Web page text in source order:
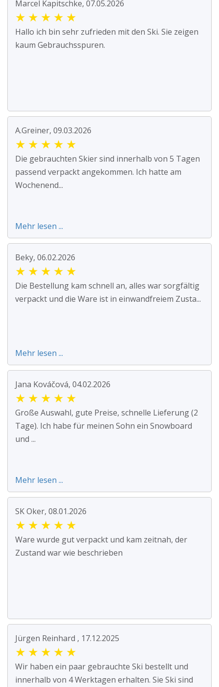
Marcel Kapitschke, 07.05.2026
★ ★ ★ ★ ★
Hallo ich bin sehr zufrieden mit den Ski. Sie zeigen
kaum Gebrauchsspuren.
A.Greiner, 09.03.2026
★ ★ ★ ★ ★
Die gebrauchten Skier sind innerhalb von 5 Tagen
passend verpackt angekommen. Ich hatte am
Wochenend...
Mehr lesen ...
Beky, 06.02.2026
★ ★ ★ ★ ★
Die Bestellung kam schnell an, alles war sorgfältig
verpackt und die Ware ist in einwandfreiem Zusta...
Mehr lesen ...
Jana Kováčová, 04.02.2026
★ ★ ★ ★ ★
Große Auswahl, gute Preise, schnelle Lieferung (2
Tage). Ich habe für meinen Sohn ein Snowboard
und ...
Mehr lesen ...
SK Oker, 08.01.2026
★ ★ ★ ★ ★
Ware wurde gut verpackt und kam zeitnah, der
Zustand war wie beschrieben
Jürgen Reinhard , 17.12.2025
★ ★ ★ ★ ★
Wir haben ein paar gebrauchte Ski bestellt und
innerhalb von 4 Werktagen erhalten. Sie Ski sind